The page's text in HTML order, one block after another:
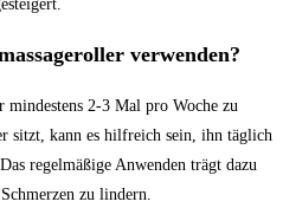
verwenden?
mindestens 2-3 Mal pro​ Woche zu
sitzt, kann​ es hilfreich sein,‍ ihn täglich
‌regelmäßige Anwenden ⁢trägt dazu
zu ⁢lindern.